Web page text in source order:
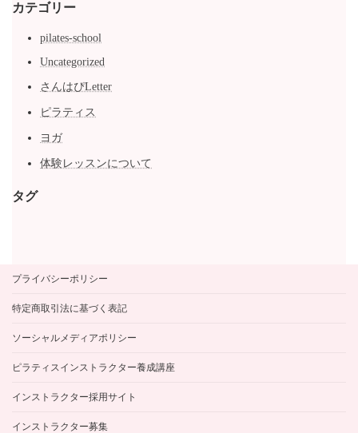
カテゴリー
pilates-school
Uncategorized
さんはぴLetter
ピラティス
ヨガ
体験レッスンについて
タグ
プライバシーポリシー
特定商取引法に基づく表記
ソーシャルメディアポリシー
ピラティスインストラクター養成講座
インストラクター採用サイト
インストラクター募集